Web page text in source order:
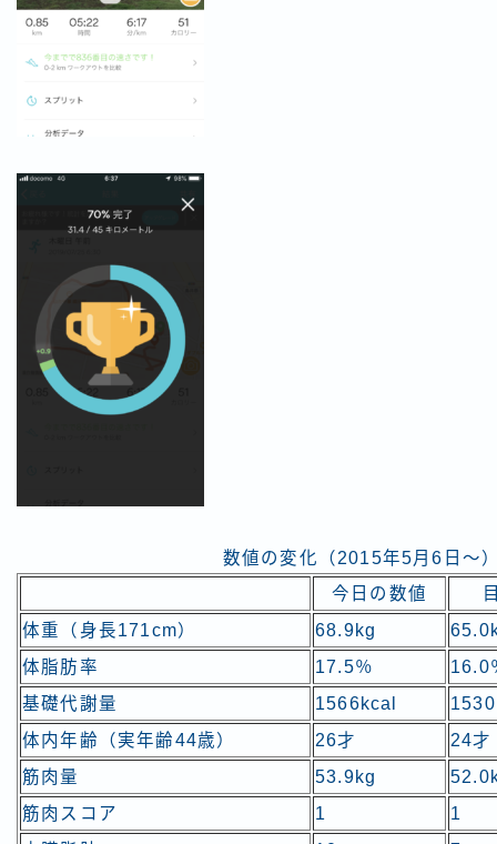
数値の変化（2015年5月6日～
今日の数値
体重（身長171cm）
68.9kg
体脂肪率
17.5％
16.0
基礎代謝量
1566kcal
体内年齢（実年齢44歳）
26才
24才
筋肉量
53.9kg
筋肉スコア
1
1